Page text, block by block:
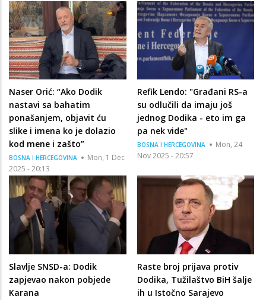
Naser Orić: “Ako Dodik
nastavi sa bahatim
ponašanjem, objavit ću
slike i imena ko je dolazio
kod mene i zašto”
BOSNA I HERCEGOVINA
Mon, 1 Dec
2025 - 20:13
Refik Lendo: "Građani RS-a
su odlučili da imaju još
jednog Dodika - eto im ga
pa nek vide"
BOSNA I HERCEGOVINA
Mon, 24
Nov 2025 - 20:57
Slavlje SNSD-a: Dodik
zapjevao nakon pobjede
Karana
Raste broj prijava protiv
Dodika, Tužilaštvo BiH šalje
ih u Istočno Sarajevo